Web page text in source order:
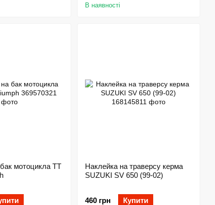
В наявності
мотоцикла TT
Наклейка на траверсу керма
SUZUKI SV 650 (99-02)
460 грн Купити